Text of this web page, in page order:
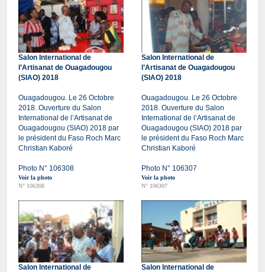
Salon International de
l’Artisanat de Ouagadougou
(SIAO) 2018
Ouagadougou. Le 26 Octobre
2018. Ouverture du Salon
International de l’Artisanat de
Ouagadougou (SIAO) 2018 par
le président du Faso Roch Marc
Christian Kaboré
Photo N° 106308
Voir la photo
N° 106308
Salon International de
l’Artisanat de Ouagadougou
(SIAO) 2018
Ouagadougou. Le 26 Octobre
2018. Ouverture du Salon
International de l’Artisanat de
Ouagadougou (SIAO) 2018 par
le président du Faso Roch Marc
Christian Kaboré
Photo N° 106307
Voir la photo
N° 106307
Salon International de
Salon International de